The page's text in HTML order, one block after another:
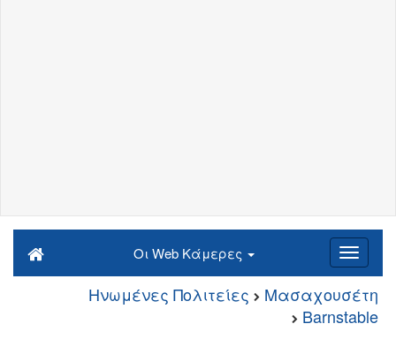
Οι Web Κάμερες
Ηνωμένες Πολιτείες
Μασαχουσέτη
Barnstable